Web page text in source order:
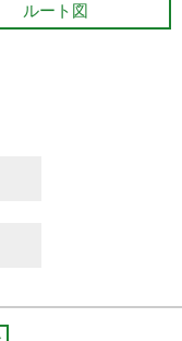
ルート図